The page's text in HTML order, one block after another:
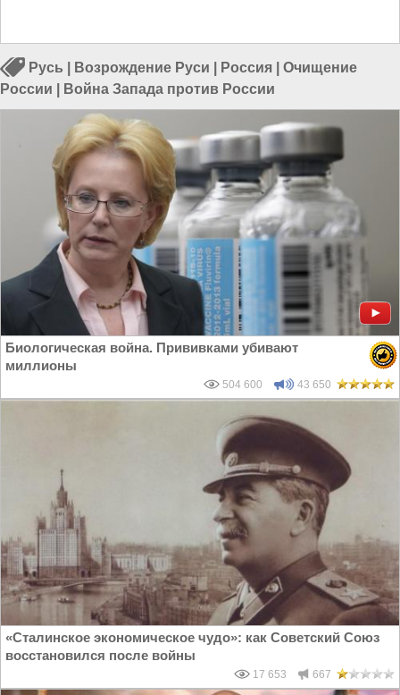
Русь Возрождение Руси Россия
Очищение
России
Война Запада против России
Биологическая война. Прививками убивают
миллионы
504 600 43 650
«Cталинское экономическое чудо»: как Советский Союз
восстановился после войны
17 653 667